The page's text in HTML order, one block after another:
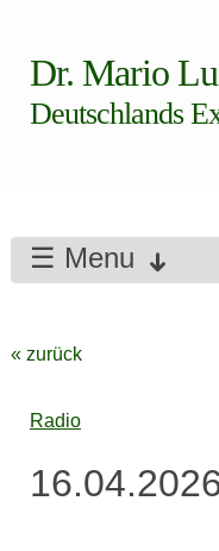
Dr. Mario
Deutschlands
☰ Menu
« zurück
Radio